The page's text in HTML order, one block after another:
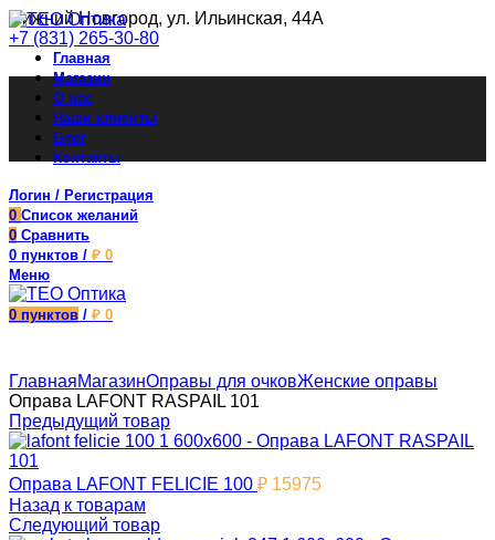
Нижний Новгород, ул. Ильинская, 44А
+7 (831) 265-30-80
Главная
Магазин
О нас
Наши клиенты
Блог
Контакты
Логин / Регистрация
0 Список желаний
0 Сравнить
0 пунктов / ₽ 0
Меню
0 пунктов / ₽ 0
ГлавнаяМагазинОправы для очковЖенские оправы
Оправа LAFONT RASPAIL 101
Предыдущий товар
Оправа LAFONT FELICIE 100 ₽ 15975
Назад к товарам
Следующий товар